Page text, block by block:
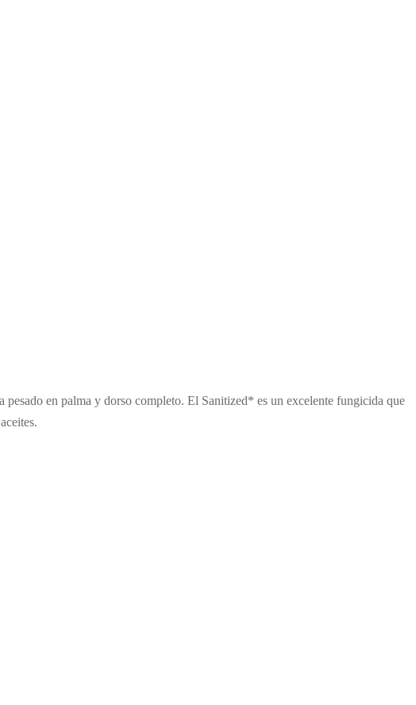
en palma y dorso completo. El Sanitized* es un excelente fungicida que